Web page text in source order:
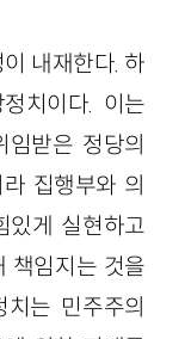
내재한다. 하
치이다. 이는
받은 정당의
집행부와 의
있게 실현하고
책임지는 것을
는 민주주의